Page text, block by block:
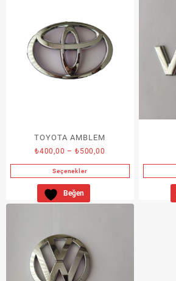
varyasyonu
var.
Seçenekler
ürün
sayfasından
TOYOTA AMBLEM
₺400,00 –₺500,00
aralığı:
₺400,00
₺500,00
Seçenekler
Bu
ürünün
varyasyonu
var.
Seçenekler
ürün
Beğen